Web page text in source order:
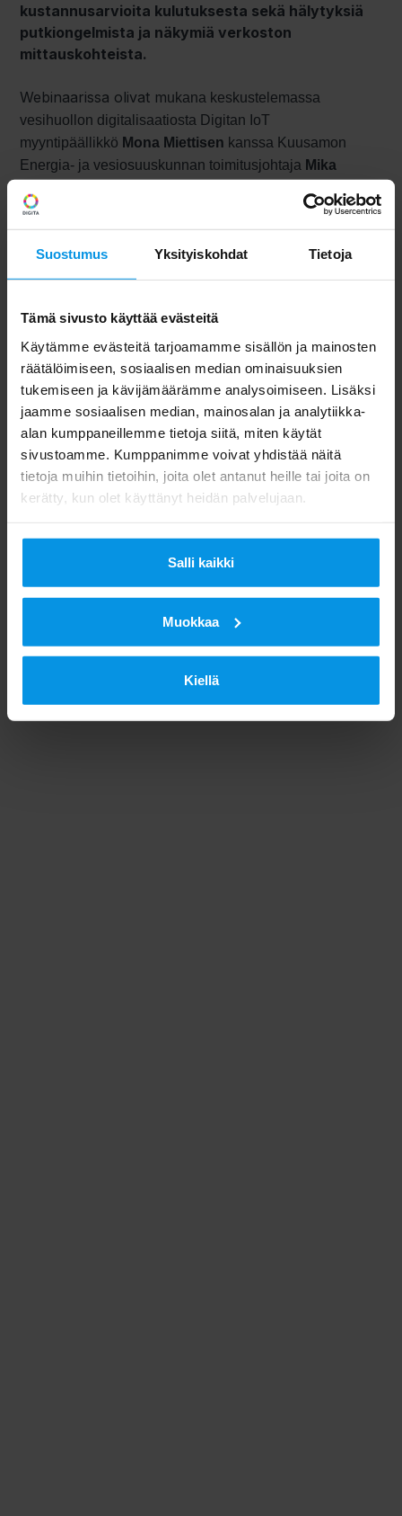
Suostumus Yksityiskohdat Tietoja
Tämä sivusto käyttää evästeitä
Käytämme evästeitä tarjoamamme sisällön ja mainosten
räätälöimiseen, sosiaalisen median ominaisuuksien
tukemiseen ja kävijämäärämme analysoimiseen. Lisäksi
jaamme sosiaalisen median, mainosalan ja analytiikka-
alan kumppaneillemme tietoja siitä, miten käytät
sivustoamme. Kumppanimme voivat yhdistää näitä
tietoja muihin tietoihin, joita olet antanut heille tai joita on
kerätty, kun olet käyttänyt heidän palvelujaan.
Salli kaikki
Muokkaa
Kiellä
kustannusarvioita kulutuksesta sekä hälytyksiä
putkiongelmista ja näkymiä verkoston
mittauskohteista.
Webinaarissa olivat mukana keskustelemassa
vesihuollon digitalisaatiosta Digitan IoT
myyntipäällikkö Mona Miettisen kanssa Kuusamon
Energia- ja vesiosuuskunnan toimitusjohtaja Mika
Okkonen